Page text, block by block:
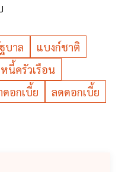
บาล
แบงก์ชาติ
หนี้ครัวเรือน
ดอกเบี้ย
ลดดอกเบี้ย